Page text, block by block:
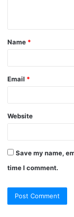
t
*
Name *
Email *
Website
Save my name,
time I comment.